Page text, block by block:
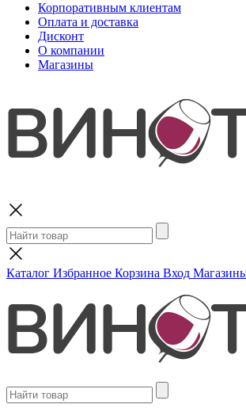
Корпоративным клиентам
Оплата и доставка
Дисконт
О компании
Магазины
Каталог Избранное Корзина Вход